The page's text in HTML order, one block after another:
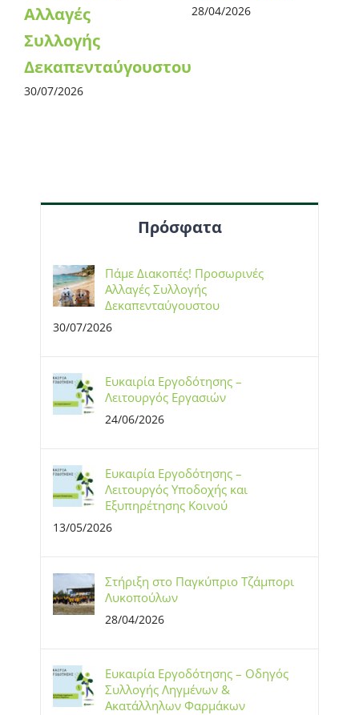
Αλλαγές
Συλλογής
Δεκαπενταύγουστου
30/07/2026
28/04/2026
Πρόσφατα
Πάμε Διακοπές! Προσωρινές
Αλλαγές Συλλογής
Δεκαπενταύγουστου
30/07/2026
Ευκαιρία Εργοδότησης –
Λειτουργός Εργασιών
24/06/2026
Ευκαιρία Εργοδότησης –
Λειτουργός Υποδοχής και
Εξυπηρέτησης Κοινού
13/05/2026
Στήριξη στο Παγκύπριο Τζάμπορι
Λυκοπούλων
28/04/2026
Ευκαιρία Εργοδότησης – Οδηγός
Συλλογής Ληγμένων &
Ακατάλληλων Φαρμάκων